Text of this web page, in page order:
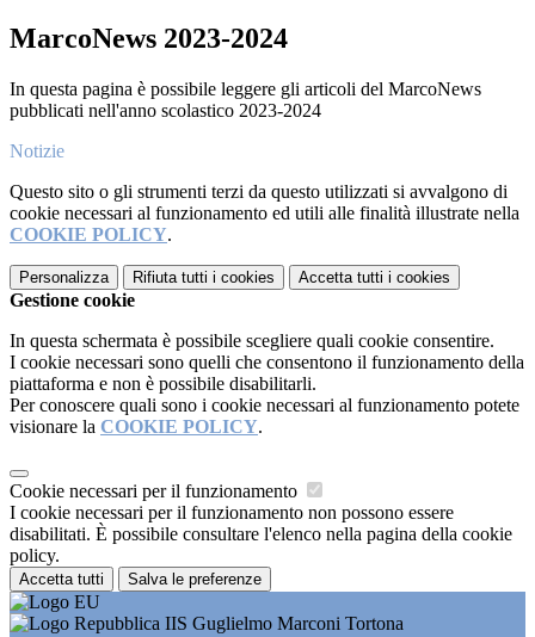
MarcoNews 2023-2024
In questa pagina è possibile leggere gli articoli del MarcoNews
pubblicati nell'anno scolastico 2023-2024
Notizie
Questo sito o gli strumenti terzi da questo utilizzati si avvalgono di
cookie necessari al funzionamento ed utili alle finalità illustrate nella
COOKIE POLICY.
Personalizza Rifiuta tutti i cookies Accetta tutti i cookies
Gestione cookie
In questa schermata è possibile scegliere quali cookie consentire.
I cookie necessari sono quelli che consentono il funzionamento della
piattaforma e non è possibile disabilitarli.
Per conoscere quali sono i cookie necessari al funzionamento potete
visionare la COOKIE POLICY.
Cookie necessari per il funzionamento
I cookie necessari per il funzionamento non possono essere
disabilitati. È possibile consultare l'elenco nella pagina della cookie
policy.
Accetta tutti Salva le preferenze
IIS Guglielmo Marconi Tortona